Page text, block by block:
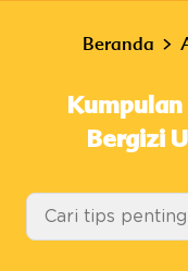
Beranda
Kumpulan
Bergizi